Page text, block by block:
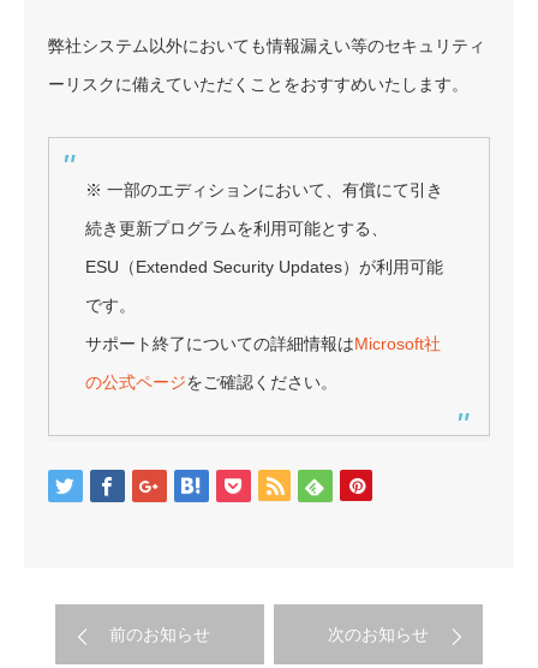
弊社システム以外においても情報漏えい等のセキュリティ
ーリスクに備えていただくことをおすすめいたします。
※ 一部のエディションにおいて、有償にて引き
続き更新プログラムを利用可能とする、
ESU（Extended Security Updates）が利用可能
です。
サポート終了についての詳細情報はMicrosoft社
の公式ページをご確認ください。
前のお知らせ 次のお知らせ